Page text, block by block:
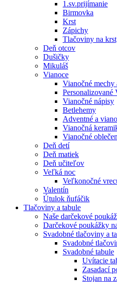
1.sv.prijímanie
Birmovka
Krst
Zápichy
Tlačoviny na
Deň otcov
Dušičky
Mikuláš
Vianoce
Vianočné mechy
Personalizované
Vianočné nápisy
Betlehemy
Adventné a
Vianočná
Vianočné
Deň detí
Deň matiek
Deň učiteľov
Veľká noc
Veľkonočné
Valentín
Útulok ňufáčik
Tlačoviny a tabule
Naše darčekové
Darčekové poukážky
Svadobné tlačoviny a
Svadobné
Svadobné tabule
Uvítacie
Zasadací
Stojan na